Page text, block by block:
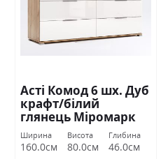
Асті Комод 6 шх. Дуб
крафт/білий
глянець Міромарк
Ширина
160.0см
Висота
80.0см
Глибина
46.0см